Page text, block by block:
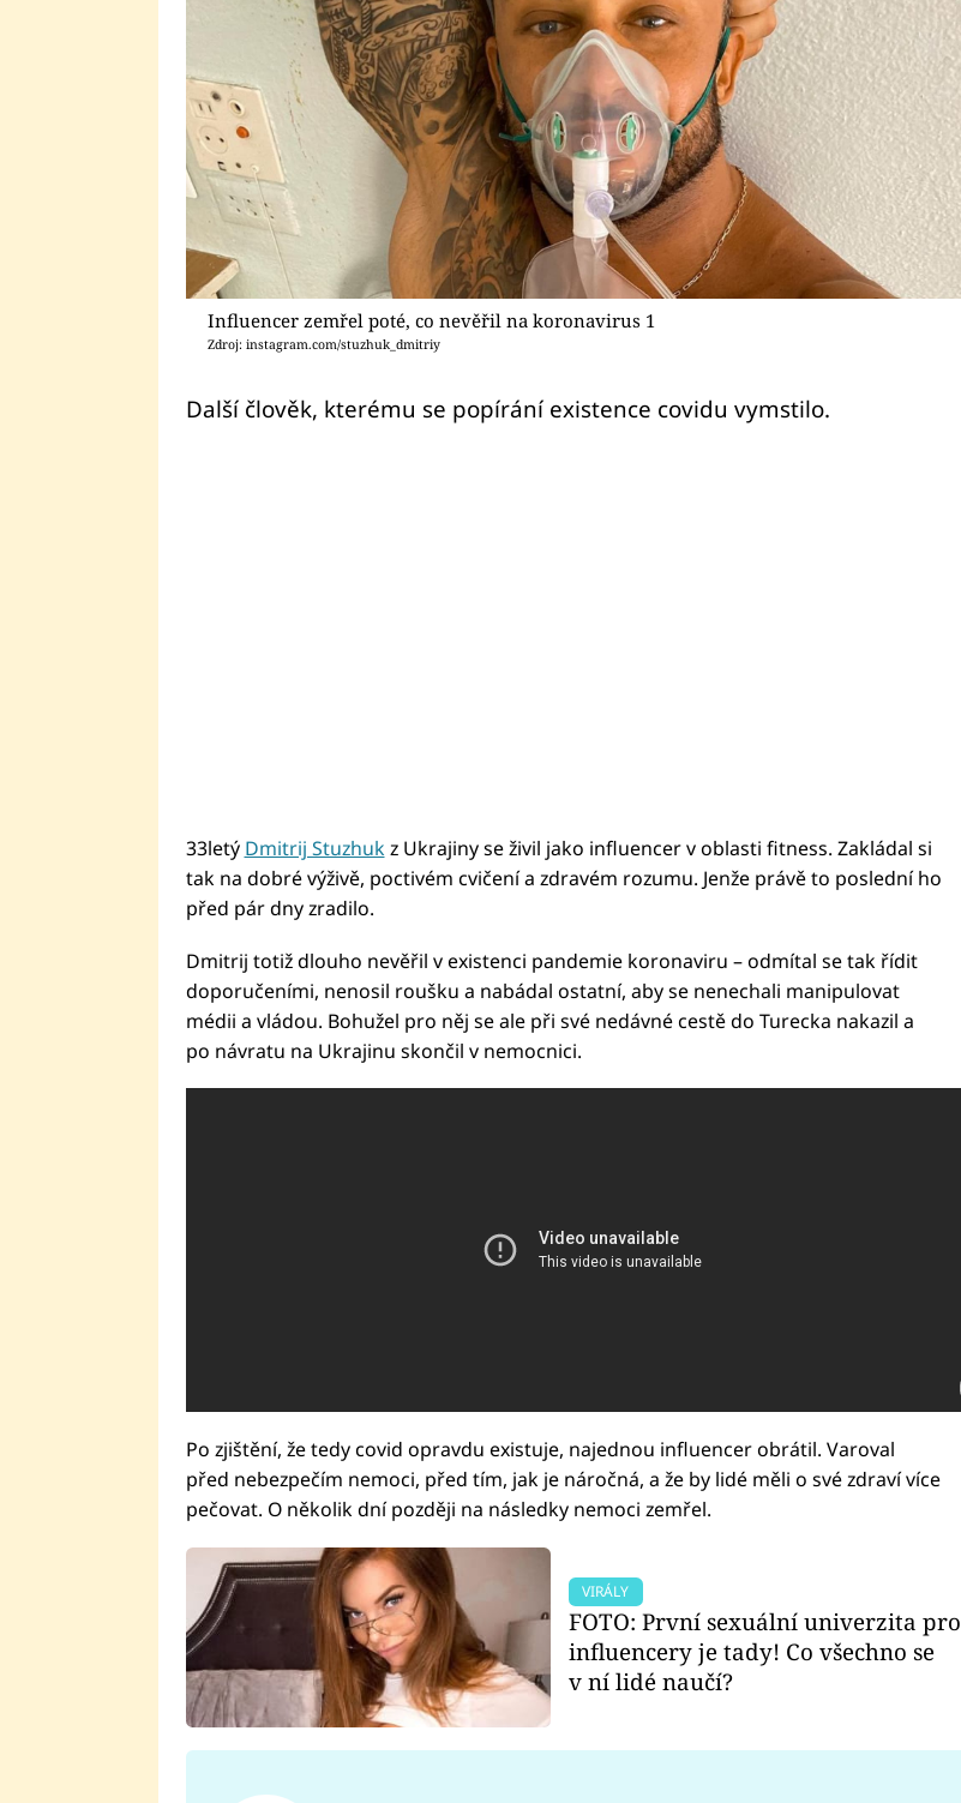
Influencer zemřel poté, co nevěřil na koronavirus 1
Zdroj: instagram.com/stuzhuk_dmitriy
Další člověk, kterému se popírání existence covidu vymstilo.
33letý Dmitrij Stuzhuk z Ukrajiny se živil jako influencer v oblasti fitness. Zakládal si
tak na dobré výživě, poctivém cvičení a zdravém rozumu. Jenže právě to poslední ho
před pár dny zradilo.
Dmitrij totiž dlouho nevěřil v existenci pandemie koronaviru – odmítal se tak řídit
doporučeními, nenosil roušku a nabádal ostatní, aby se nenechali manipulovat
médii a vládou. Bohužel pro něj se ale při své nedávné cestě do Turecka nakazil a
po návratu na Ukrajinu skončil v nemocnici.
Po zjištění, že tedy covid opravdu existuje, najednou influencer obrátil. Varoval
před nebezpečím nemoci, před tím, jak je náročná, a že by lidé měli o své zdraví více
pečovat. O několik dní později na následky nemoci zemřel.
VIRÁLY
FOTO: První sexuální univerzita pro
influencery je tady! Co všechno se
v ní lidé naučí?